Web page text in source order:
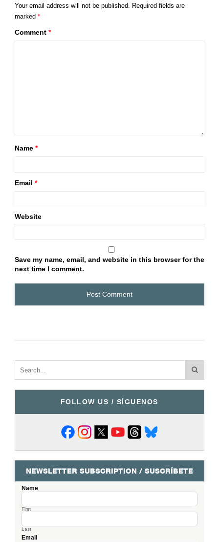
Your email address will not be published. Required fields are
marked *
Comment *
Name *
Email *
Website
Save my name, email, and website in this browser for the
next time I comment.
FOLLOW US / SÍGUENOS
NEWSLETTER SUBSCRIPTION / SUSCRÍBETE
Name
First
Last
Email